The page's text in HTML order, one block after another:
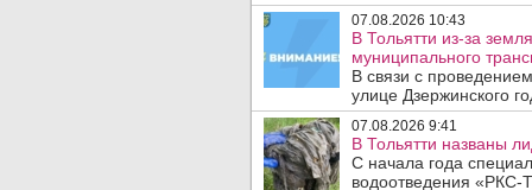
07.08.2026 10:43
В Тольятти из-за
муниципального
В связи с
улице Дзержинского
07.08.2026 9:41
В Тольятти названы
С начала года
водоотведения «РКС-